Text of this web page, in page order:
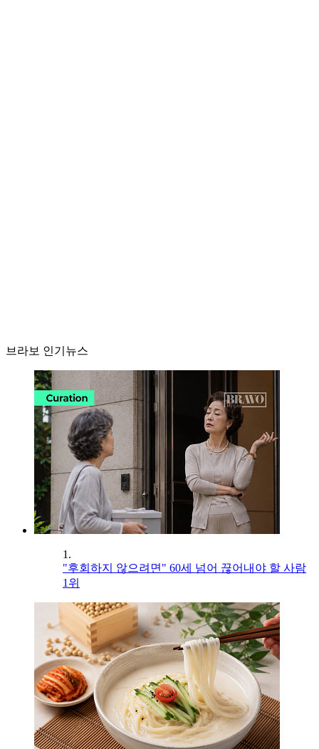
브라보 인기뉴스
1.
"후회하지 않으려면" 60세 넘어 끊어내야 할 사람
1위